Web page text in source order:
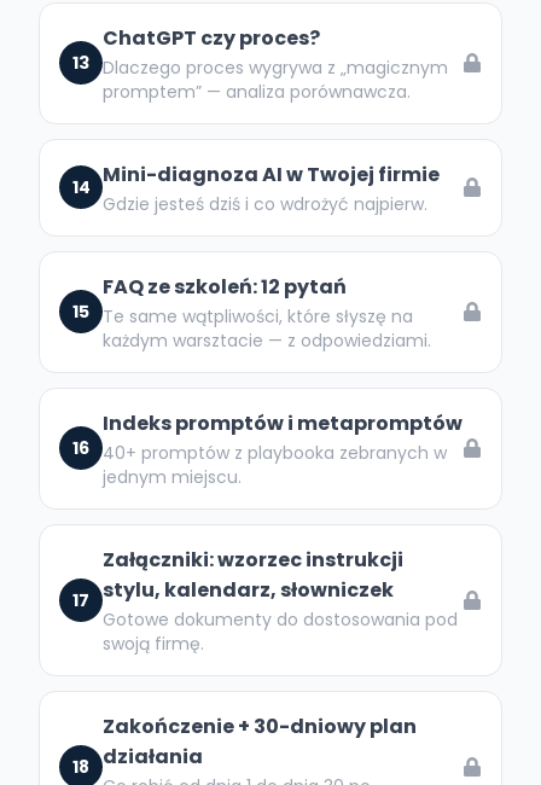
13
ChatGPT czy proces?
Dlaczego proces wygrywa z „magicznym
promptem” — analiza porównawcza.
14 Mini-diagnoza AI w Twojej firmie
Gdzie jesteś dziś i co wdrożyć najpierw.
15
FAQ ze szkoleń: 12 pytań
Te same wątpliwości, które słyszę na
każdym warsztacie — z odpowiedziami.
16
Indeks promptów i metapromptów
40+ promptów z playbooka zebranych w
jednym miejscu.
17
Załączniki: wzorzec instrukcji
stylu, kalendarz, słowniczek
Gotowe dokumenty do dostosowania pod
swoją firmę.
18
Zakończenie + 30-dniowy plan
działania